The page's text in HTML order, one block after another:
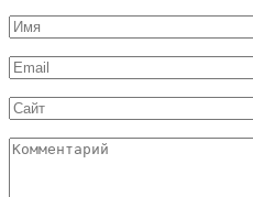
Имя
Email
Сайт
Комментарий